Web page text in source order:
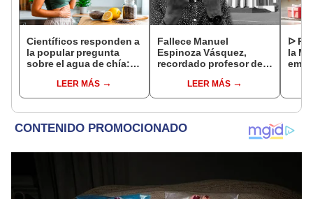
Científicos responden a
la popular pregunta
sobre el agua de chía:
bajar de peso o es solo
un mito viral?
LEER MÁS
Fallece Manuel
Espinoza Vásquez,
recordado profesor de
por su icónica forma de
enseñar
LEER MÁS
ᐅ
la